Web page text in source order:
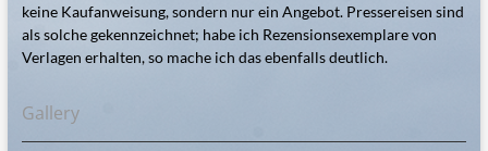
keine Kaufanweisung, sondern nur ein Angebot. Pressereisen sind
als solche gekennzeichnet; habe ich Rezensionsexemplare von
Verlagen erhalten, so mache ich das ebenfalls deutlich.
Gallery